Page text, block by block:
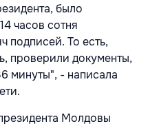
было
часов сотня
подписей. То есть,
проверили документы,
минуты", - написала
Молдовы